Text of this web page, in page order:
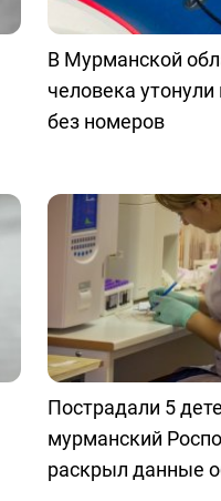
В Мурманской
человека утонули
без номеров
Пострадали 5
мурманский
раскрыл данные